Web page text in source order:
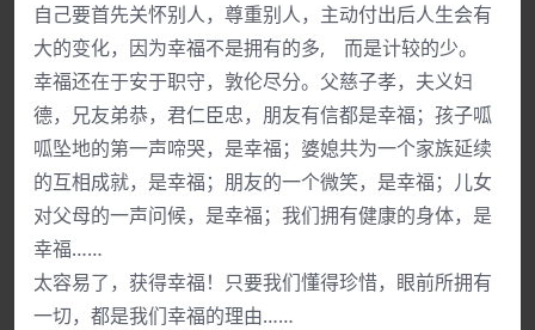
自己要首先关怀别人，尊重别人，主动付出后人生会有
大的变化，因为幸福不是拥有的多, 而是计较的少。
幸福还在于安于职守，敦伦尽分。父慈子孝，夫义妇
德，兄友弟恭，君仁臣忠，朋友有信都是幸福；孩子呱
呱坠地的第一声啼哭，是幸福；婆媳共为一个家族延续
的互相成就，是幸福；朋友的一个微笑，是幸福；儿女
对父母的一声问候，是幸福；我们拥有健康的身体，是
幸福……
太容易了，获得幸福！只要我们懂得珍惜，眼前所拥有
一切，都是我们幸福的理由……